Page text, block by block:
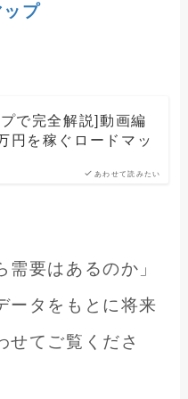
ップ
あわせて読みたい
で完全解説]動画編
円を稼ぐロードマッ
需要はあるのか」
ータをもとに将来
せてご覧くださ